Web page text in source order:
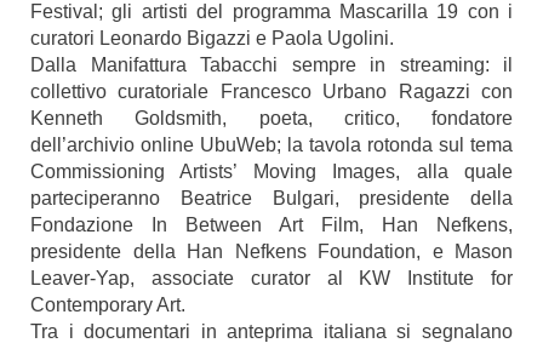
Festival; gli artisti del programma Mascarilla 19 con i
curatori Leonardo Bigazzi e Paola Ugolini.
Dalla Manifattura Tabacchi sempre in streaming: il
collettivo curatoriale Francesco Urbano Ragazzi con
Kenneth Goldsmith, poeta, critico, fondatore
dell’archivio online UbuWeb; la tavola rotonda sul tema
Commissioning Artists’ Moving Images, alla quale
parteciperanno Beatrice Bulgari, presidente della
Fondazione In Between Art Film, Han Nefkens,
presidente della Han Nefkens Foundation, e Mason
Leaver-Yap, associate curator al KW Institute for
Contemporary Art.
Tra i documentari in anteprima italiana si segnalano